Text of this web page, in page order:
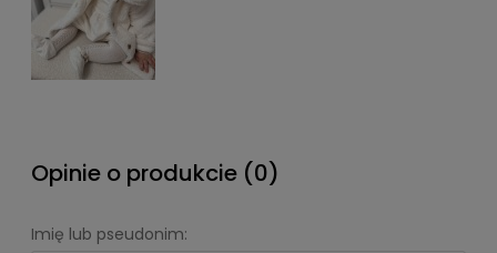
Opinie o produkcie (0)
Imię lub pseudonim: